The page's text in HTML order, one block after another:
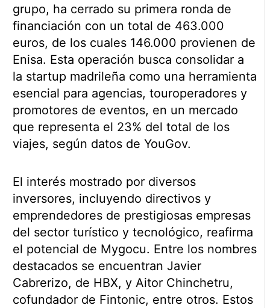
grupo, ha cerrado su primera ronda de
financiación con un total de 463.000
euros, de los cuales 146.000 provienen de
Enisa. Esta operación busca consolidar a
la startup madrileña como una herramienta
esencial para agencias, touroperadores y
promotores de eventos, en un mercado
que representa el 23% del total de los
viajes, según datos de YouGov.
El interés mostrado por diversos
inversores, incluyendo directivos y
emprendedores de prestigiosas empresas
del sector turístico y tecnológico, reafirma
el potencial de Mygocu. Entre los nombres
destacados se encuentran Javier
Cabrerizo, de HBX, y Aitor Chinchetru,
cofundador de Fintonic, entre otros. Estos